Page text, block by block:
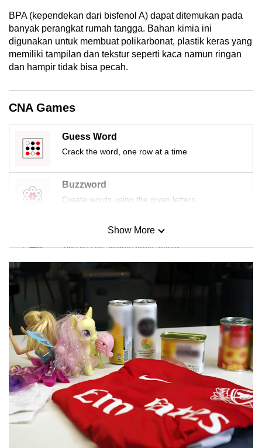
BPA (kependekan dari bisfenol A) dapat ditemukan pada
banyak perangkat rumah tangga. Bahan kimia ini
digunakan untuk membuat polikarbonat, plastik keras yang
memiliki tampilan dan tekstur seperti kaca namun ringan
dan hampir tidak bisa pecah.
CNA Games
Guess Word
Crack the word, one row at a time
Buzzword
Create words using the given letters
Mini Sudoku
Tiny puzzle, mighty brain teaser
Mini Crossword
Small grid, big challenge
Word Search
Spot as many words as you can
Show More
Show Less
issues?
Contact
us